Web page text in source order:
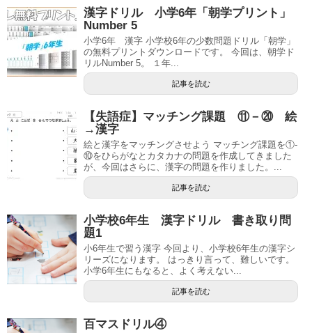
漢字ドリル 小学6年「朝学プリント」
Number 5
小学6年 漢字 小学校6年の少数問題ドリル「朝学」
の無料プリントダウンロードです。 今回は、朝学ド
リルNumber 5。 １年...
記事を読む
【失語症】マッチング課題 ⑪－⑳ 絵
→漢字
絵と漢字をマッチングさせよう マッチング課題を①-
⑩をひらがなとカタカナの問題を作成してきました
が、今回はさらに、漢字の問題を作りました。...
記事を読む
小学校6年生 漢字ドリル 書き取り問
題1
小6年生で習う漢字 今回より、小学校6年生の漢字シ
リーズになります。 はっきり言って、難しいです。
小学6年生にもなると、よく考えない...
記事を読む
百マスドリル④